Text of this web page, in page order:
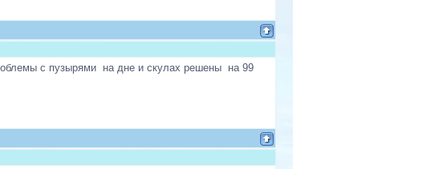
с пузырями на дне и скулах решены на 99